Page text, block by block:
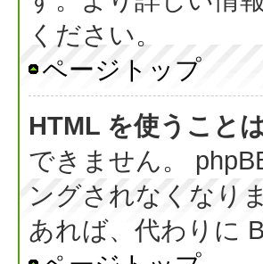
ください。
ページトップ
HTML を使うこと
できません。
ングされなくなり
あれば、代わりに